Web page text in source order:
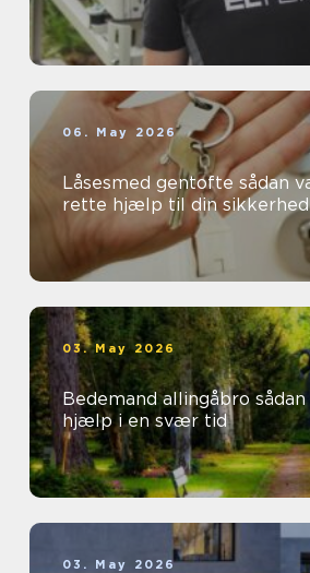
06. May 2026
Låsesmed gentofte sådan vælger du den
rette hjælp til din sikkerhed
03. May 2026
Bedemand allingåbro sådan får du tryg
hjælp i en svær tid
03. May 2026